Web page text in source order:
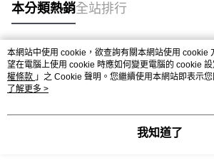
本分類熱銷全站排行
熱門標籤
本網站中使用 cookie，欲查詢有關本網站使用 cookie
望在電腦上使用 cookie 時應如何變更電腦的 cookie
權條款 」之 Cookie 聲明。您繼續使用本網站即表示
用條款之 Cookie 聲明使用 cookie。
了解更多 >
我知道了